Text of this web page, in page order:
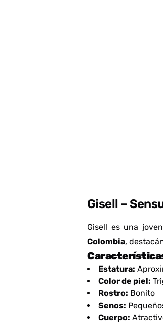
Gisell –
Gisell es una
Colombia,
Estatura:
Color de piel:
Rostro: Bonito
Senos:
Cuerpo: